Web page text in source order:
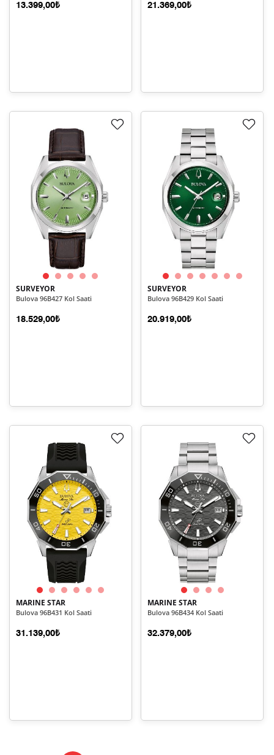
13.399,00₺ 21.369,00₺
SURVEYOR
Bulova 96B427 Kol Saati
18.529,00₺
SURVEYOR
Bulova 96B429 Kol Saati
20.919,00₺
MARINE STAR
Bulova 96B431 Kol Saati
31.139,00₺
MARINE STAR
Bulova 96B434 Kol Saati
32.379,00₺